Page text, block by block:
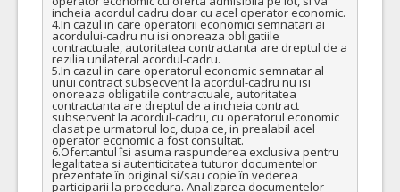
incheia acordul cadru doar cu acel operator economic.
4.In cazul in care operatorii economici semnatari ai
acordului-cadru nu isi onoreaza obligatiile
contractuale, autoritatea contractanta are dreptul de a
rezilia unilateral acordul-cadru.
5.In cazul in care operatorul economic semnatar al
unui contract subsecvent la acordul-cadru nu isi
onoreaza obligatiile contractuale, autoritatea
contractanta are dreptul de a incheia contract
subsecvent la acordul-cadru, cu operatorul economic
clasat pe urmatorul loc, dupa ce, in prealabil acel
operator economic a fost consultat.
6.Ofertantul îsi asuma raspunderea exclusiva pentru
legalitatea si autenticitatea tuturor documentelor
prezentate în original si/sau copie în vederea
participarii la procedura. Analizarea documentelor